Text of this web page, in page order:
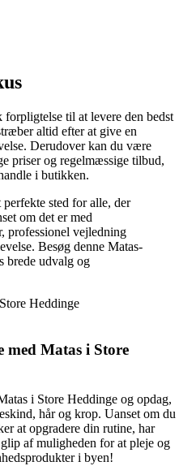
til at levere den bedst
altid efter at give en
Derudover kan du være
priser og regelmæssige tilbud,
i butikken.
sted for alle, der
om det er med
professionel vejledning
Besøg denne Matas-
brede udvalg og
Heddinge
med Matas i Store
i Store Heddinge og opdag,
hår og krop. Uanset om du
at opgradere din rutine, har
af muligheden for at pleje og
i byen!